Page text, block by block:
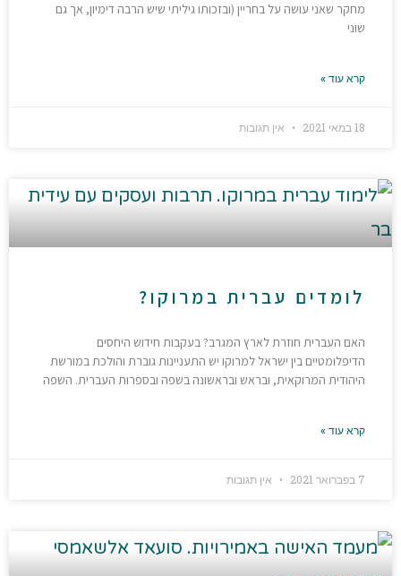
מחקר שאני עושה על בחריין (ובזכותו גיליתי שיש הרבה דימיון, אך גם
שוני
קרא עוד »
18 במאי 2021 אין תגובות
לומדים עברית במרוקו?
האם העברית חוזרת לארץ המגרב? בעקבות חידוש היחסים
הדיפלומטיים בין ישראל למרוקו יש התעניינות גוברת והולכת במורשת
היהודית המרוקאית, ובראש ובראשונה בשפה ובספרות העברית. השפה
קרא עוד »
7 בפברואר 2021 אין תגובות